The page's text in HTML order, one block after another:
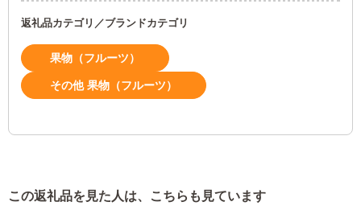
返礼品カテゴリ／ブランドカテゴリ
果物（フルーツ）
その他 果物（フルーツ）
この返礼品を見た人は、こちらも見ています